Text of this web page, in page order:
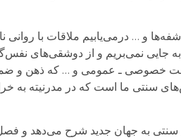
و … درمی‌یابیم ملاقات با
جایی نمی‌بریم و از دوشقی‌های
خصوصی ـ عمومی و … که ذهن و ضمیر
سنتی ما است که در مدرنیته به
سنتی به جهان جدید شرح می‌دهد و